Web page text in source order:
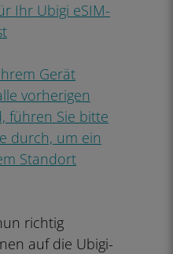
Ihr Ubigi eSIM-
Gerät
vorherigen
führen Sie bitte
durch, um ein
Standort
richtig
auf die Ubigi-